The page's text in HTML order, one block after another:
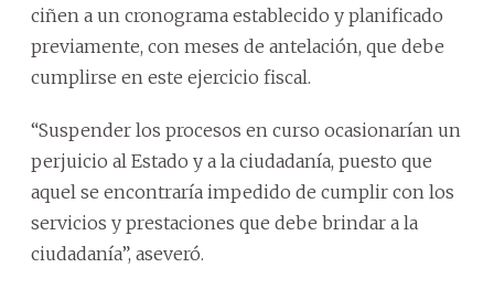
ciñen a un cronograma establecido y planificado
previamente, con meses de antelación, que debe
cumplirse en este ejercicio fiscal.
“Suspender los procesos en curso ocasionarían un
perjuicio al Estado y a la ciudadanía, puesto que
aquel se encontraría impedido de cumplir con los
servicios y prestaciones que debe brindar a la
ciudadanía”, aseveró.